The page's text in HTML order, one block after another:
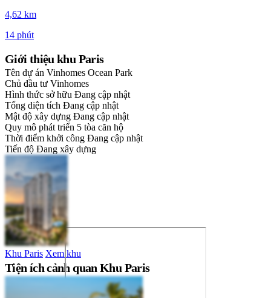
4,62 km
14 phút
Giới thiệu khu Paris
Tên dự án Vinhomes Ocean Park
Chủ đầu tư Vinhomes
Hình thức sở hữu Đang cập nhật
Tổng diện tích Đang cập nhật
Mật độ xây dựng Đang cập nhật
Quy mô phát triển 5 tòa căn hộ
Thời điểm khởi công Đang cập nhật
Tiến độ Đang xây dựng
Khu Paris Xem khu
Tiện ích cảnh quan Khu Paris